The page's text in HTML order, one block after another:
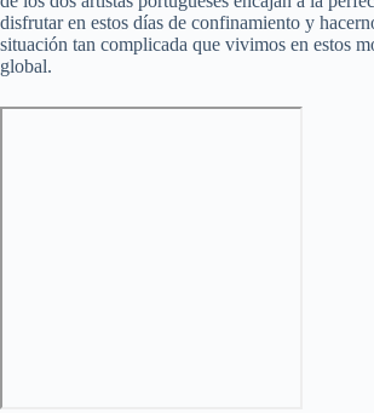
disfrutar en estos días de confinamiento y
situación tan complicada que vivimos en estos
global.